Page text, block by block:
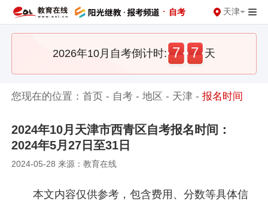
· 自考 天津
2026年10月自考倒计时: 7 7 天
您现在的位置：首页 - 自考 -地区 - 天津 -报名时间
2024年10月天津市西青区自考报名时间：
2024年5月27日至31日
2024-05-28 来源：教育在线
本文内容仅供参考，包含费用、分数等具体信